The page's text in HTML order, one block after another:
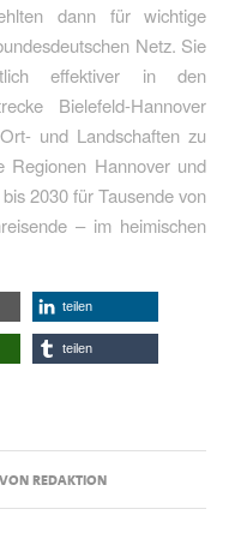
dann für wichtige
Netz. Sie
effektiver in den
Bielefeld-Hannover
und Landschaften zu
Regionen Hannover und
2030 für Tausende von
– im heimischen
teilen
teilen
VONREDAKTION